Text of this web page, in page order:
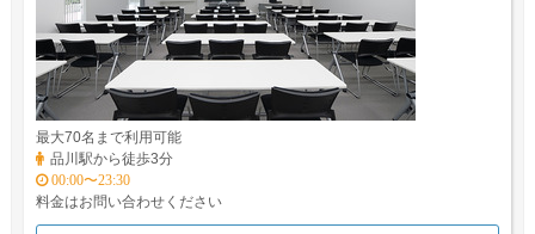
最大70名まで利用可能
品川駅から徒歩3分
00:00〜23:30
料金はお問い合わせください